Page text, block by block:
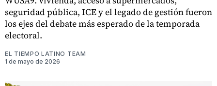
seguridad pública, ICE y el legado de gestión fueron
los ejes del debate más esperado de la temporada
electoral.
EL TIEMPO LATINO TEAM
1 de mayo de 2026